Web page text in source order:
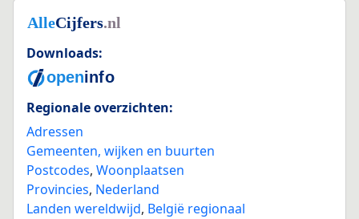
Downloads:
Regionale overzichten:
Adressen
Gemeenten, wijken en buurten
Postcodes, Woonplaatsen
Provincies, Nederland
Landen wereldwijd, België regionaal